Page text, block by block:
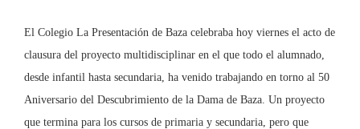
El Colegio La Presentación de Baza celebraba hoy viernes el acto de
clausura del proyecto multidisciplinar en el que todo el alumnado,
desde infantil hasta secundaria, ha venido trabajando en torno al 50
Aniversario del Descubrimiento de la Dama de Baza. Un proyecto
que termina para los cursos de primaria y secundaria, pero que